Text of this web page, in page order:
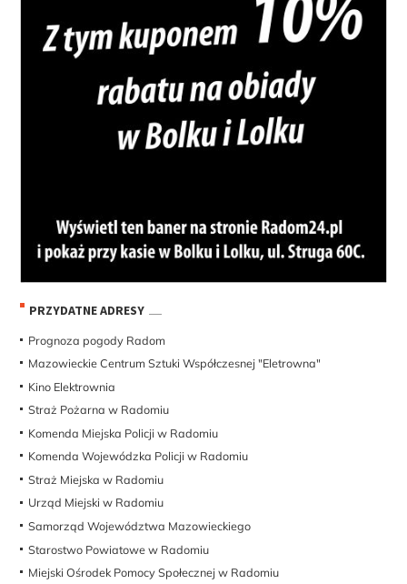
PRZYDATNE ADRESY
Prognoza pogody Radom
Mazowieckie Centrum Sztuki Współczesnej "Eletrowna"
Kino Elektrownia
Straż Pożarna w Radomiu
Komenda Miejska Policji w Radomiu
Komenda Wojewódzka Policji w Radomiu
Straż Miejska w Radomiu
Urząd Miejski w Radomiu
Samorząd Województwa Mazowieckiego
Starostwo Powiatowe w Radomiu
Miejski Ośrodek Pomocy Społecznej w Radomiu